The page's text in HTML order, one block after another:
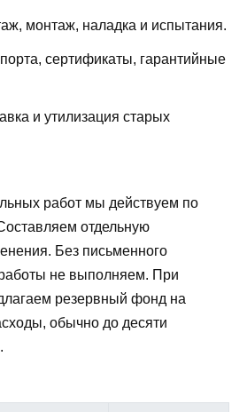
монтаж, наладка и испытания.
сертификаты, гарантийные
и утилизация старых
работ мы действуем по
отдельную
Без письменного
работы не выполняем. При
резервный фонд на
обычно до десяти